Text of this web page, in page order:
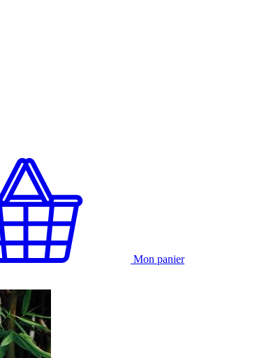
Mon panier